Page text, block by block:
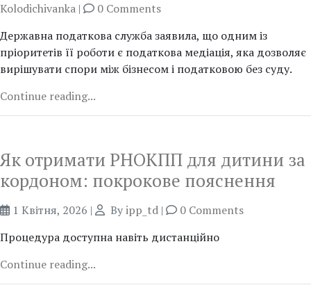
Kolodichivanka |
0 Comments
Державна податкова служба заявила, що одним із
пріоритетів її роботи є податкова медіація, яка дозволяє
вирішувати спори між бізнесом і податковою без суду.
Continue reading...
Як отримати РНОКПП для дитини за
кордоном: покрокове пояснення
1 Квітня, 2026 | Byipp_td |
0 Comments
Процедура доступна навіть дистанційно
Continue reading...